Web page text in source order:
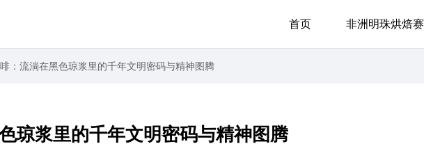
首页 非洲明珠烘焙赛
：流淌在黑色琼浆里的千年文明密码与精神图腾
琼浆里的千年文明密码与精神图腾